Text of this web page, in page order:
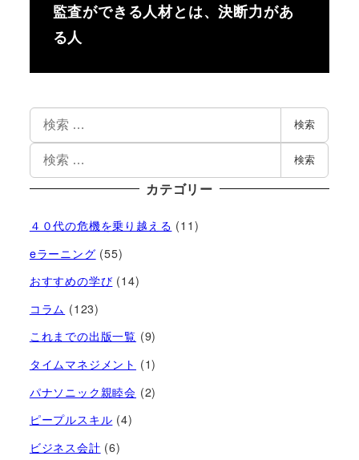
監査ができる人材とは、決断力があ
る人
検索
検索
カテゴリー
４０代の危機を乗り越える (11)
eラーニング (55)
おすすめの学び (14)
コラム (123)
これまでの出版一覧 (9)
タイムマネジメント (1)
パナソニック親睦会 (2)
ピープルスキル (4)
ビジネス会計 (6)